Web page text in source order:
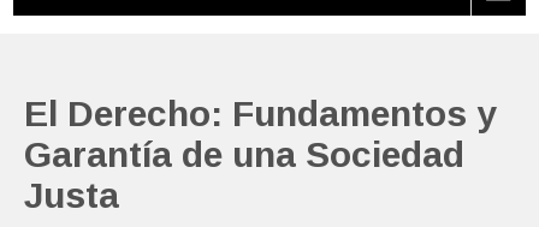
El Derecho: Fundamentos y
Garantía de una Sociedad
Justa